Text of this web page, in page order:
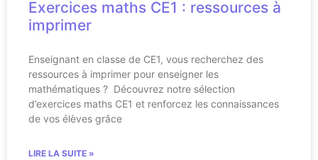
Exercices maths CE1 : ressources à
imprimer
Enseignant en classe de CE1, vous recherchez des
ressources à imprimer pour enseigner les
mathématiques ? Découvrez notre sélection
d’exercices maths CE1 et renforcez les connaissances
de vos élèves grâce
LIRE LA SUITE »